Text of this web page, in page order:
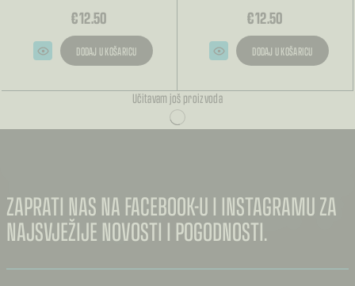
€12.50
DODAJ U KOŠARICU
€12.50
DODAJ U KOŠARICU
Učitavam još proizvoda
ZAPRATI NAS NA FACEBOOK-U I INSTAGRAMU ZA
NAJSVJEŽIJE NOVOSTI I POGODNOSTI.